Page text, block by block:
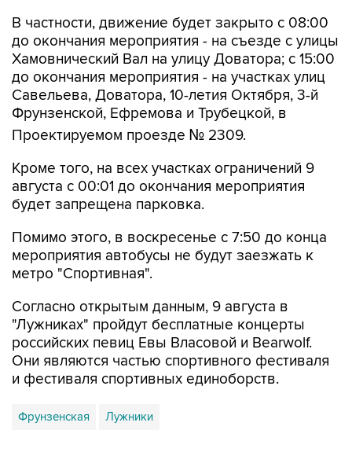
В частности, движение будет закрыто с 08:00
до окончания мероприятия - на съезде с улицы
Хамовнический Вал на улицу Доватора; с 15:00
до окончания мероприятия - на участках улиц
Савельева, Доватора, 10-летия Октября, 3-й
Фрунзенской, Ефремова и Трубецкой, в
Проектируемом проезде № 2309.
Кроме того, на всех участках ограничений 9
августа с 00:01 до окончания мероприятия
будет запрещена парковка.
Помимо этого, в воскресенье с 7:50 до конца
мероприятия автобусы не будут заезжать к
метро "Спортивная".
Согласно открытым данным, 9 августа в
"Лужниках" пройдут бесплатные концерты
российских певиц Евы Власовой и Bearwolf.
Они являются частью спортивного фестиваля
и фестиваля спортивных единоборств.
Фрунзенская Лужники